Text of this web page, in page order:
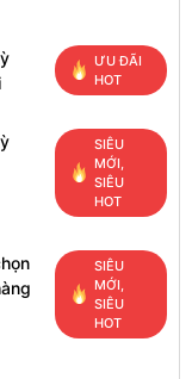
ƯU ĐÃI
HOT
SIÊU
MỚI,
SIÊU
HOT
SIÊU
MỚI,
SIÊU
HOT